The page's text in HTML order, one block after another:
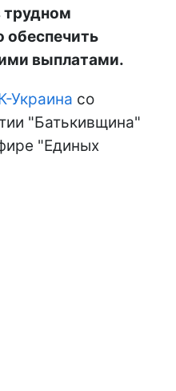
трудном
обеспечить
выплатами.
Украина со
"Батькивщина"
"Единых